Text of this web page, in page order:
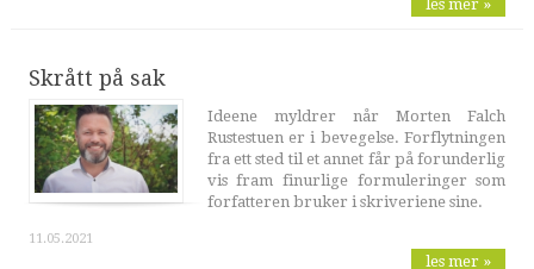
les mer »
Skrått på sak
Ideene myldrer når Morten Falch
Rustestuen er i bevegelse. Forflytningen
fra ett sted til et annet får på forunderlig
vis fram finurlige formuleringer som
forfatteren bruker i skriveriene sine.
11.05.2021
les mer »